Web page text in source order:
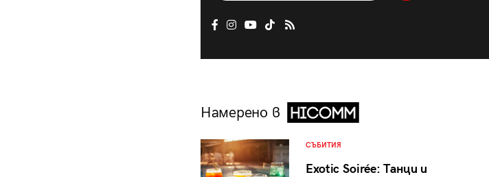
Намерено в
СЪБИТИЯ
Exotic Soirée: Танци и